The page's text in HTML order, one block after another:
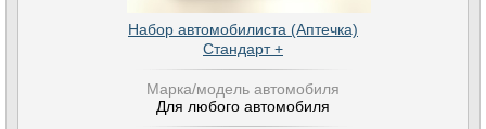
Набор автомобилиста (Аптечка)
Стандарт +
Марка/модель автомобиля
Для любого автомобиля